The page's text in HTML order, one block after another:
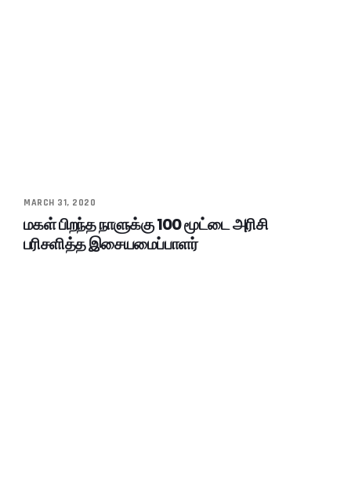
MARCH 31, 2020
மகள் பிறந்த நாளுக்கு 100 மூட்டை அரிசி
பரிசளித்த இசையமைப்பாளர்